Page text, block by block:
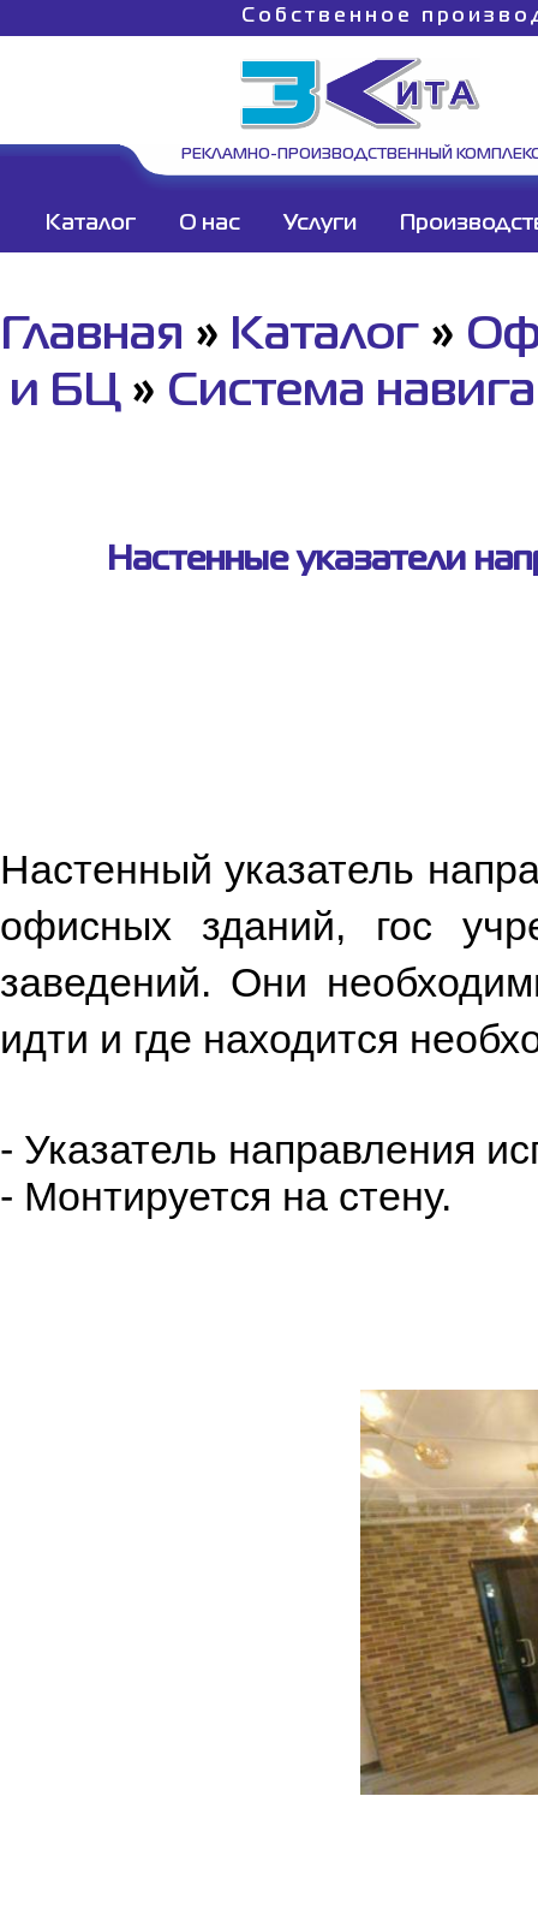
Собственное
РЕКЛАМНО-ПРОИЗВОДСТВЕННЫЙ
Каталог О нас Услуги
Главная » Каталог»
и БЦ» Система
Настенные указатели
Настенный указатель
офисных зданий, гос
заведений. Они
идти и где находится
- Указатель направления
- Монтируется на стену.